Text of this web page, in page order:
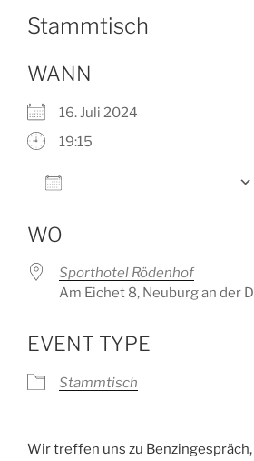
Stammtisch
WANN
16. Juli 2024
19:15
WO
Sporthotel Rödenhof
Am Eichet 8, Neuburg an der
EVENT TYPE
Stammtisch
Wir treffen uns zu Benzingespräch,